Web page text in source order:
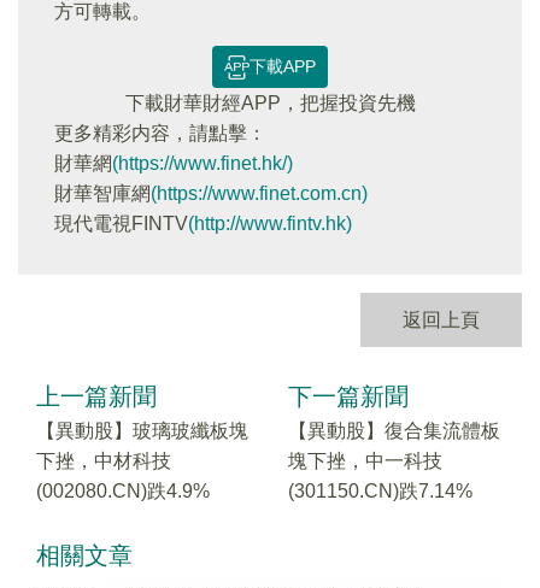
方可轉載。
下載APP
下載財華財經APP，把握投資先機
更多精彩内容，請點擊：
財華網(https://www.finet.hk/)
財華智庫網(https://www.finet.com.cn)
現代電視FINTV(http://www.fintv.hk)
返回上頁
上一篇新聞
【異動股】玻璃玻纖板塊
下挫，中材科技
(002080.CN)跌4.9%
下一篇新聞
【異動股】復合集流體板
塊下挫，中一科技
(301150.CN)跌7.14%
相關文章